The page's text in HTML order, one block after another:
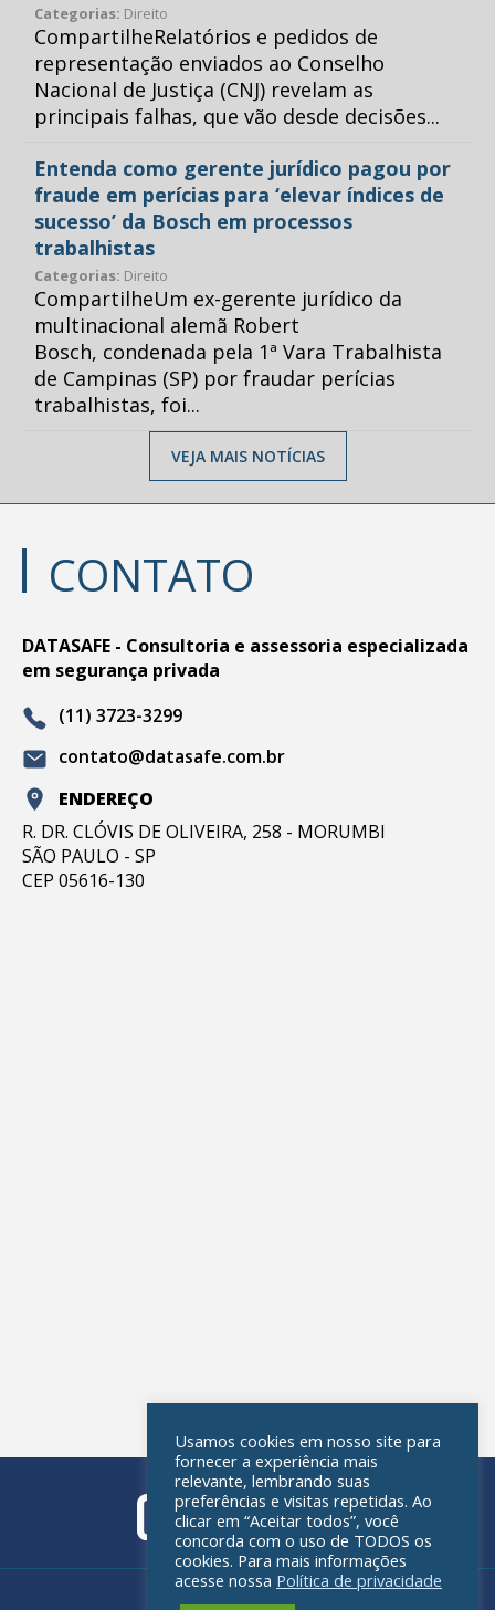
Categorias: Direito
CompartilheRelatórios e pedidos de
representação enviados ao Conselho
Nacional de Justiça (CNJ) revelam as
principais falhas, que vão desde decisões...
Entenda como gerente jurídico pagou por
fraude em perícias para ‘elevar índices de
sucesso’ da Bosch em processos
trabalhistas
Categorias: Direito
CompartilheUm ex-gerente jurídico da
multinacional alemã Robert
Bosch, condenada pela 1ª Vara Trabalhista
de Campinas (SP) por fraudar perícias
trabalhistas, foi...
VEJA MAIS NOTÍCIAS
CONTATO
DATASAFE - Consultoria e assessoria especializada
em segurança privada
(11) 3723-3299
contato@datasafe.com.br
ENDEREÇO
R. DR. CLÓVIS DE OLIVEIRA, 258 - MORUMBI
SÃO PAULO - SP
CEP 05616-130
Usamos cookies em nosso site para
fornecer a experiência mais
relevante, lembrando suas
preferências e visitas repetidas. Ao
clicar em “Aceitar todos”, você
concorda com o uso de TODOS os
cookies. Para mais informações
acesse nossa Política de privacidade